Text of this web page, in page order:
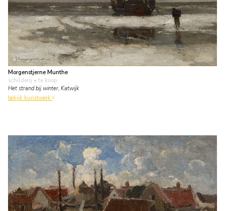
Morgenstjerne Munthe
schilderij • te koop
Het strand bij winter, Katwijk
bekijk kunstwerk